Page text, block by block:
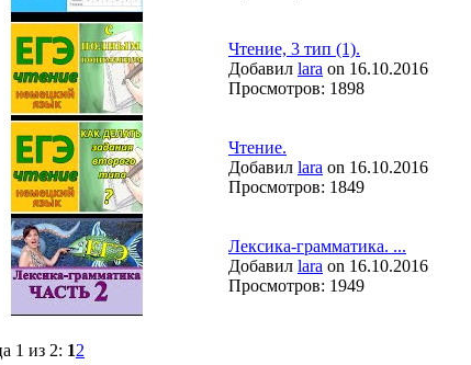
Чтение, 3 тип (1).
Добавил lara on 16.10.2016
Просмотров: 1898
Чтение.
Добавил lara on 16.10.2016
Просмотров: 1849
Лексика-грамматика. ...
Добавил lara on 16.10.2016
Просмотров: 1949
1 из 2: 12